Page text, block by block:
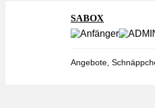
SABOX
Angebote,